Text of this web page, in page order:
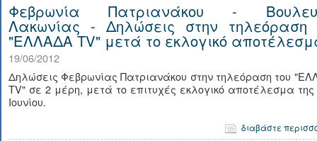
Φεβρωνία Πατριανάκου -
Λακωνίας - Δηλώσεις στην τηλεόραση
"ΕΛΛΑΔΑ TV" μετά το εκλογικό
19/06/2012
Δηλώσεις Φεβρωνίας Πατριανάκου στην τηλεόραση του
TV" σε 2 μέρη, μετά το επιτυχές εκλογικό αποτέλεσμα της
Ιουνίου.
διαβάστε